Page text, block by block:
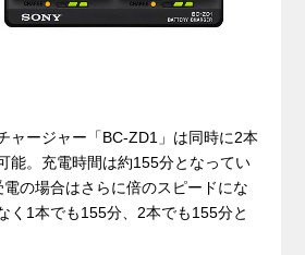
ャージャー「BC-ZD1」は同時に2本
能。充電時間は約155分となってい
の場合はさらに倍のスピードにな
く1本でも155分、2本でも155分と